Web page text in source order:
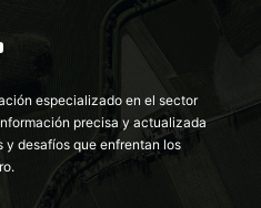
especializado en el sector
precisa y actualizada
y desafíos que enfrentan los